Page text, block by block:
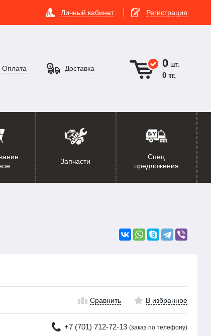
Личный кабинет Регистрация
Оплата Доставка 0 шт.
0 тг.
Запчасти
Спец
предложения
Сравнить В избранное
+7 (701) 712-72-13 (заказ по телефону)